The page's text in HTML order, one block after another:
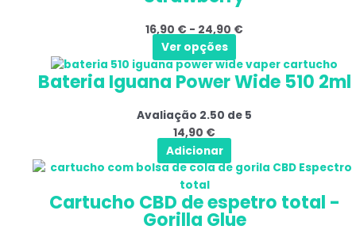
página
do
produto
16,90 € - 24,90 €
Ver opções
variantes.
As
opções
podem
selecionadas
na
página
do
produto
Bateria Iguana Power Wide 510 2ml
Avaliação 2.50 de 5
14,90 €
Adicionar
Cartucho CBD de espetro total -
Gorilla Glue
Gama
preços:
12,90 €
Este
produto
tem
várias